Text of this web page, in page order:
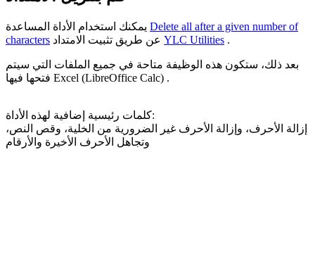
Delete all after a given number of
characters
YLC Utilities .
بعد ذلك، ستكون هذه الوظيفة متاحة في جميع الملفات التي سيتم
فتحها فيها Excel (LibreOffice Calc) .
كلمات رئيسية إضافية لهذه الأداة:
إزالة الأحرف، وإزالة الأحرف غير الضرورية من الخلية، وقص النص،
وتجاهل الأحرف الأخيرة والأرقام